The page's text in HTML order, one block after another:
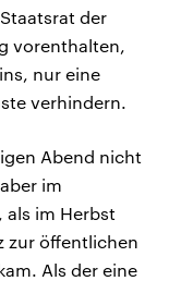
der
vorenthalten,
nur eine
verhindern.
Abend nicht
im
als im Herbst
zur öffentlichen
Als der eine